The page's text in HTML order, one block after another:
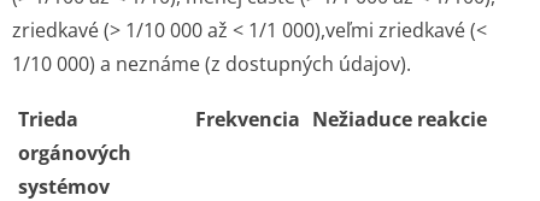
zriedkavé (> 1/10 000 až < 1/1 000),veľmi zriedkavé (<
1/10 000) a neznáme (z dostupných údajov).
Trieda
orgánových
systémov
Frekvencia Nežiaduce reakcie